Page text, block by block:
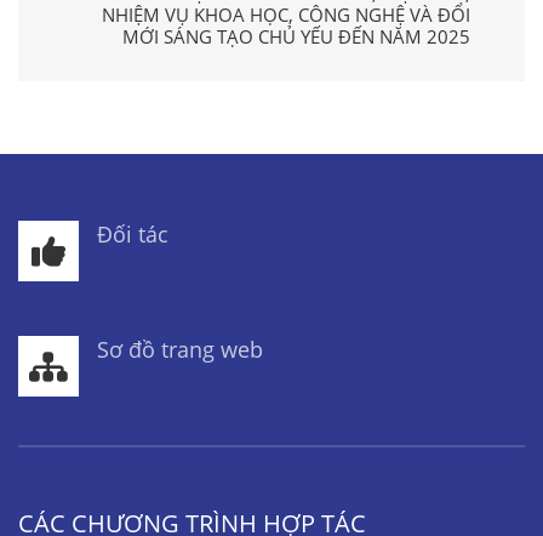
NHIỆM VỤ KHOA HỌC, CÔNG NGHỆ VÀ ĐỔI
MỚI SÁNG TẠO CHỦ YẾU ĐẾN NĂM 2025
Đối tác
Sơ đồ trang web
CÁC CHƯƠNG TRÌNH HỢP TÁC